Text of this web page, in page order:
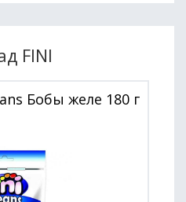
FINI
Бобы желе 180 г